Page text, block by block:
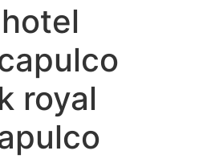
hotel
royal